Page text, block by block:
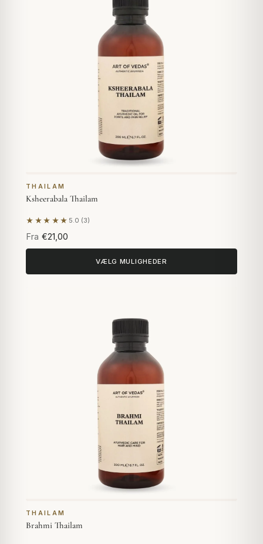
THAILAM
Ksheerabala Thailam
★★★★★ 5.0 (3)
Baseret på 3 anmeldelser
Fra €21,00
VÆLG MULIGHEDER
THAILAM
Brahmi Thailam